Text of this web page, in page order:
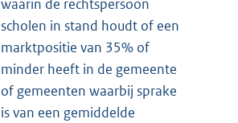
waarin de rechtspersoon
scholen in stand houdt of een
marktpositie van 35% of
minder heeft in de gemeente
of gemeenten waarbij sprake
is van een gemiddelde